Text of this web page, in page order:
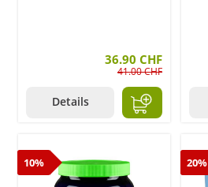
36.90 CHF
41.00 CHF
Details
10% 20%